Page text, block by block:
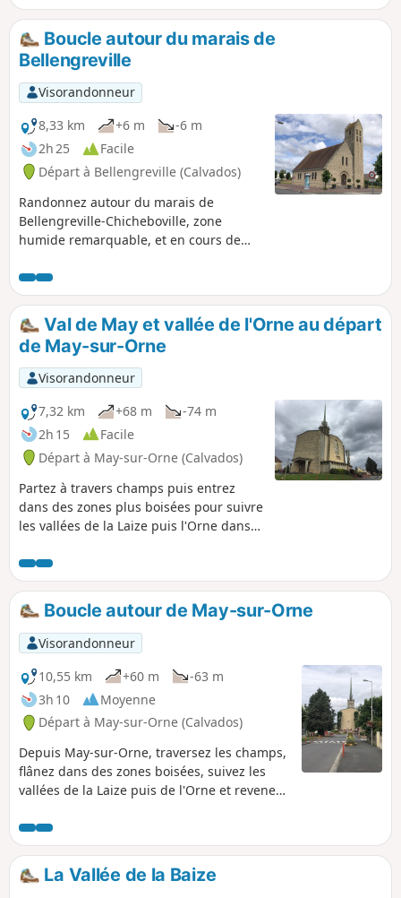
Boucle autour du marais de
Bellengreville
Visorandonneur
8,33 km
+6 m
-6 m
2h 25
Facile
Départ à Bellengreville (Calvados)
Randonnez autour du marais de
Bellengreville-Chicheboville, zone
humide remarquable, et en cours de
architectural digne d'intérêt.
Val de May et vallée de l'Orne au départ
de May-sur-Orne
Visorandonneur
7,32 km
+68 m
-74 m
2h 15
Facile
Départ à May-sur-Orne (Calvados)
Partez à travers champs puis entrez
dans des zones plus boisées pour suivre
les vallées de la Laize puis l'Orne dans
Boucle autour de May-sur-Orne
Visorandonneur
10,55 km
+60 m
-63 m
3h 10
Moyenne
Départ à May-sur-Orne (Calvados)
Depuis May-sur-Orne, traversez les champs,
flânez dans des zones boisées, suivez les
vallées de la Laize puis de l'Orne et revenez
La Vallée de la Baize